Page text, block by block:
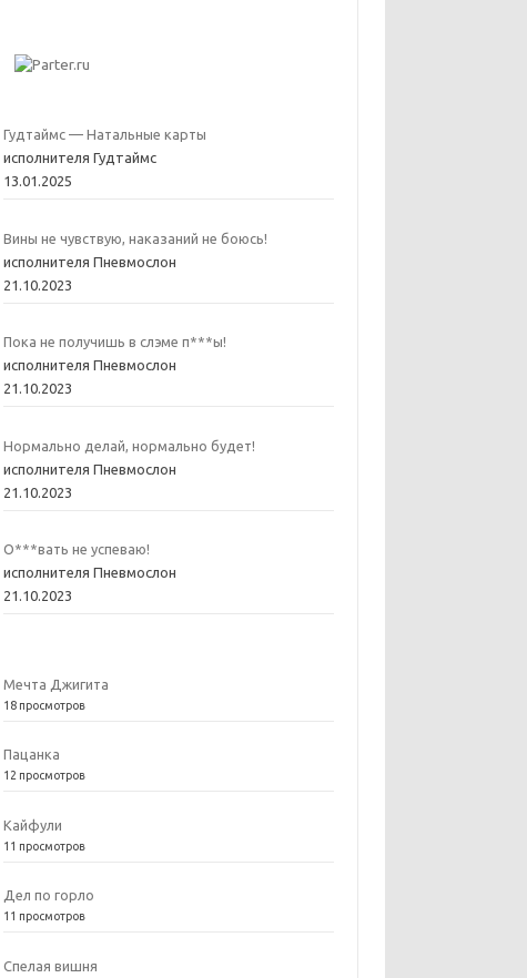
Гудтаймс — Натальные карты
исполнителя Гудтаймс
13.01.2025
Вины не чувствую, наказаний не боюсь!
исполнителя Пневмослон
21.10.2023
Пока не получишь в слэме п***ы!
исполнителя Пневмослон
21.10.2023
Нормально делай, нормально будет!
исполнителя Пневмослон
21.10.2023
О***вать не успеваю!
исполнителя Пневмослон
21.10.2023
Мечта Джигита
18 просмотров
Пацанка
12 просмотров
Кайфули
11 просмотров
Дел по горло
11 просмотров
Спелая вишня